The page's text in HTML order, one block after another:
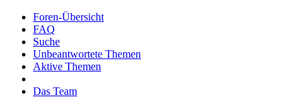
Foren-Übersicht
FAQ
Suche
Unbeantwortete Themen
Aktive Themen
Das Team